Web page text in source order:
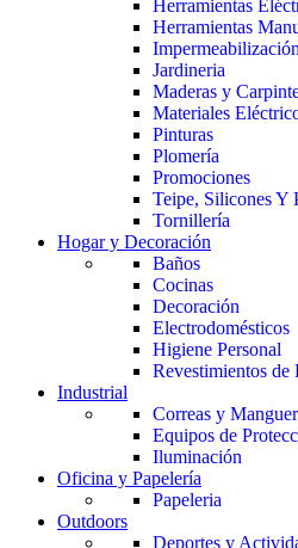
Herramientas
Herramientas
Impermeabilización
Jardineria
Maderas y
Materiales
Pinturas
Plomería
Promociones
Teipe, Silicones Y
Tornillería
Hogar y Decoración
Baños
Cocinas
Decoración
Electrodomésticos
Higiene Personal
Revestimientos de
Industrial
Correas y
Equipos de
Iluminación
Oficina y Papelería
Papeleria
Outdoors
Deportes y